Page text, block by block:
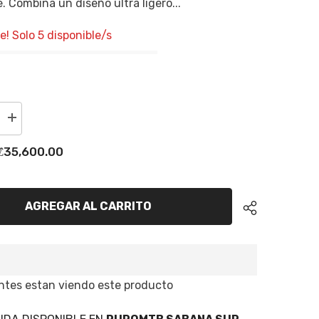
Combina un diseño ultra ligero...
Solo 5 disponible/s
Incrementar
la
para
Xpresso
AGREGAR AL CARRITO
estan viendo este producto